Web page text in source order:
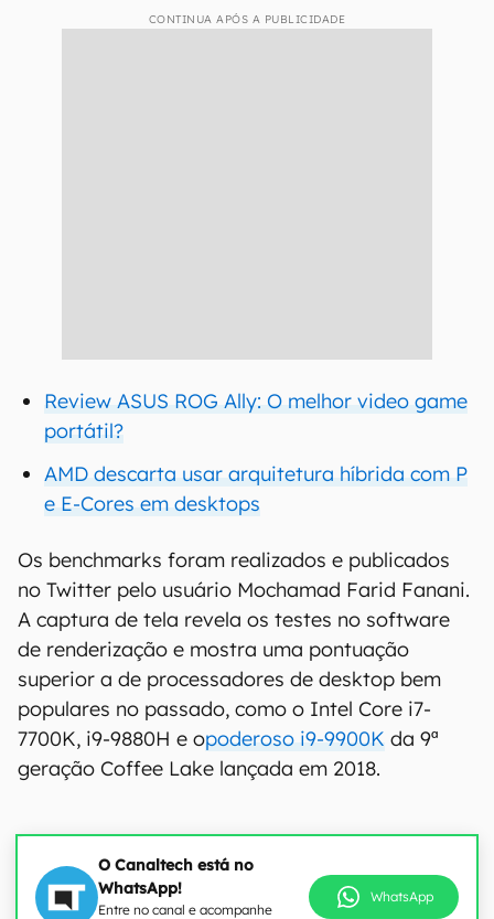
CONTINUA APÓS A PUBLICIDADE
Review ASUS ROG Ally: O melhor video game
portátil?
AMD descarta usar arquitetura híbrida com P
e E-Cores em desktops
Os benchmarks foram realizados e publicados
no Twitter pelo usuário Mochamad Farid Fanani.
A captura de tela revela os testes no software
de renderização e mostra uma pontuação
superior a de processadores de desktop bem
populares no passado, como o Intel Core i7-
7700K, i9-9880H e opoderoso i9-9900K da 9ª
geração Coffee Lake lançada em 2018.
O Canaltech está no
WhatsApp!
Entre no canal e acompanhe
WhatsApp